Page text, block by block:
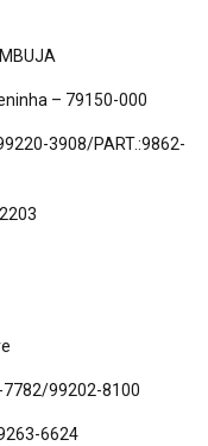
– 79150-000
3908/PART.:9862-
99202-8100
6624